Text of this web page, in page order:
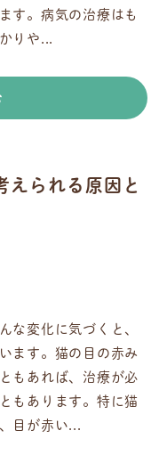
す。病気の治療はも
りや...
えられる原因と
な変化に気づくと、
ます。猫の目の赤み
もあれば、治療が必
もあります。特に猫
目が赤い...